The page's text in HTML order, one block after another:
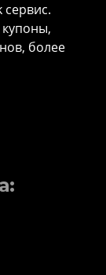
более